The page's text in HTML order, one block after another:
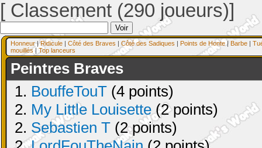
[ Classement (290 joueurs)]
Honneur|Ridicule | Côté des Braves | Côté des Sadiques | Points de Honte| Barbe |
mouillés| Top lanceurs
Peintres Braves
1. BouffeTouT (4 points)
2. My Little Louisette(2 points)
2. Sebastien T (2 points)